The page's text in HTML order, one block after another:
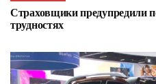
Страховщики предупредили
трудностях